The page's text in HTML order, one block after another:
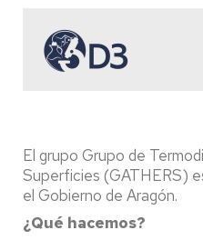
El grupo Grupo de
Superficies (GATHERS)
el Gobierno de Aragón.
¿Qué hacemos?